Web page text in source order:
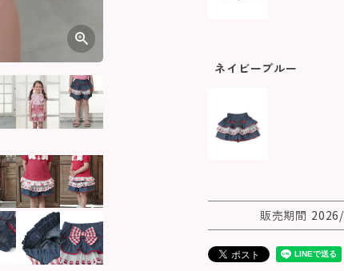
ネイビーブルー
販売期間